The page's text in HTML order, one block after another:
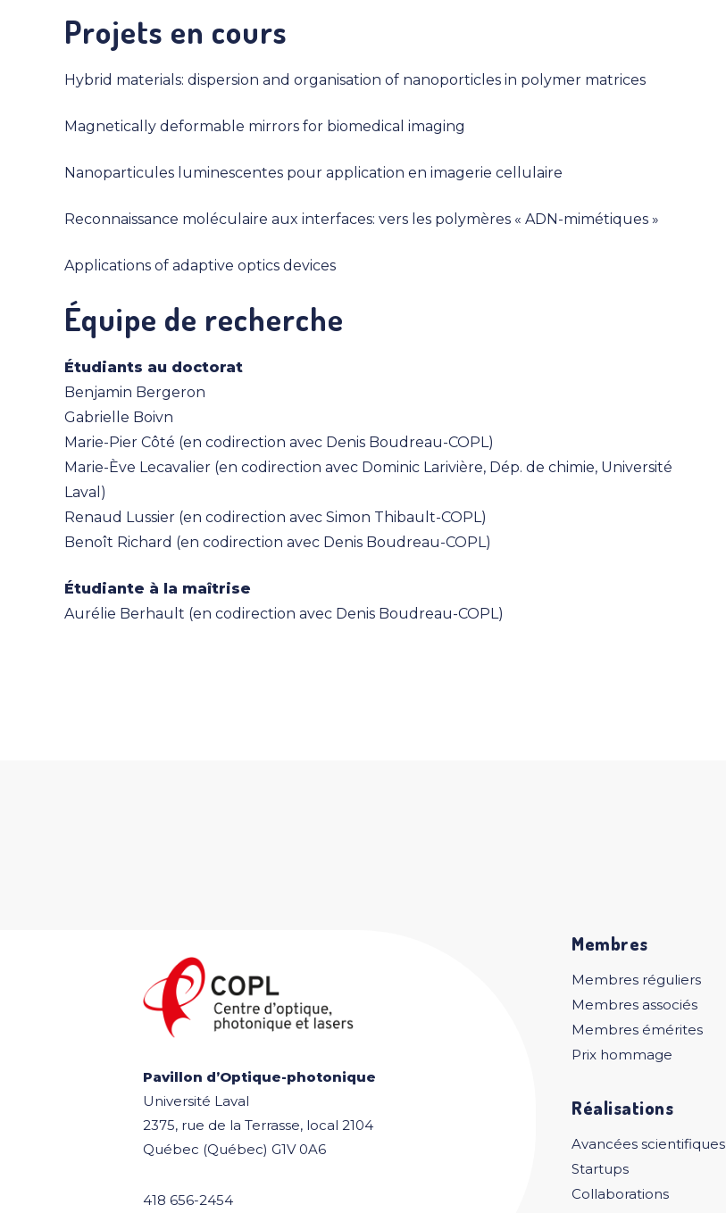
Projets en cours
Hybrid materials: dispersion and organisation of nanoporticles in polymer matrices
Magnetically deformable mirrors for biomedical imaging
Nanoparticules luminescentes pour application en imagerie cellulaire
Reconnaissance moléculaire aux interfaces: vers les polymères « ADN-mimétiques »
Applications of adaptive optics devices
Équipe de recherche
Étudiants au doctorat
Benjamin Bergeron
Gabrielle Boivn
Marie-Pier Côté (en codirection avec Denis Boudreau-COPL)
Marie-Ève Lecavalier (en codirection avec Dominic Larivière, Dép. de chimie, Université
Laval)
Renaud Lussier (en codirection avec Simon Thibault-COPL)
Benoît Richard (en codirection avec Denis Boudreau-COPL)
Étudiante à la maîtrise
Aurélie Berhault (en codirection avec Denis Boudreau-COPL)
Pavillon d’Optique-photonique
Université Laval
2375, rue de la Terrasse, local 2104
Québec (Québec) G1V 0A6
418 656-2454
Membres
Membres réguliers
Membres associés
Membres émérites
Prix hommage
Réalisations
Avancées scientifiques
Startups
Collaborations